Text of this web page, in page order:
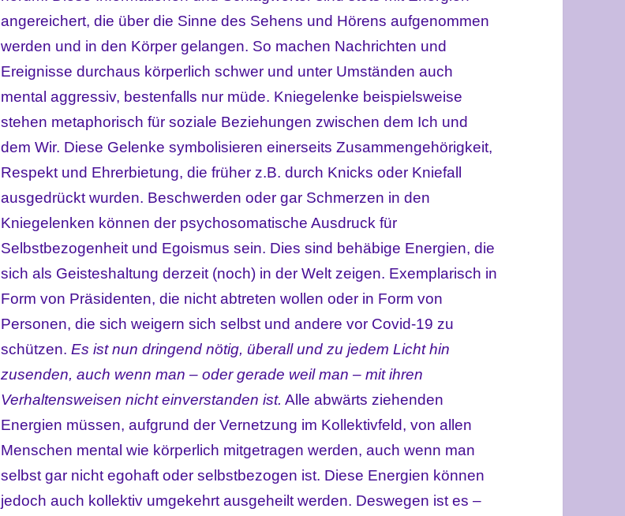
angereichert, die über die Sinne des Sehens und Hörens aufgenommen
werden und in den Körper gelangen. So machen Nachrichten und
Ereignisse durchaus körperlich schwer und unter Umständen auch
mental aggressiv, bestenfalls nur müde. Kniegelenke beispielsweise
stehen metaphorisch für soziale Beziehungen zwischen dem Ich und
dem Wir. Diese Gelenke symbolisieren einerseits Zusammengehörigkeit,
Respekt und Ehrerbietung, die früher z.B. durch Knicks oder Kniefall
ausgedrückt wurden. Beschwerden oder gar Schmerzen in den
Kniegelenken können der psychosomatische Ausdruck für
Selbstbezogenheit und Egoismus sein. Dies sind behäbige Energien, die
sich als Geisteshaltung derzeit (noch) in der Welt zeigen. Exemplarisch in
Form von Präsidenten, die nicht abtreten wollen oder in Form von
Personen, die sich weigern sich selbst und andere vor Covid-19 zu
schützen.Es ist nun dringend nötig, überall und zu jedem Licht hin
zusenden, auch wenn man – oder gerade weil man – mit ihren
Verhaltensweisen nicht einverstanden ist. Alle abwärts ziehenden
Energien müssen, aufgrund der Vernetzung im Kollektivfeld, von allen
Menschen mental wie körperlich mitgetragen werden, auch wenn man
selbst gar nicht egohaft oder selbstbezogen ist. Diese Energien können
jedoch auch kollektiv umgekehrt ausgeheilt werden. Deswegen ist es –